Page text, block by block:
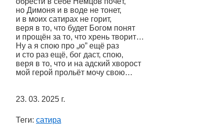
но Димоня и в воде не тонет,
и в моих сатирах не горит,
веря в то, что будет Богом понят
и прощён за то, что хрень творит…
Ну а я спою про „ю” ещё раз
и сто раз ещё, бог даст, спою,
веря в то, что и на адский хворост
мой герой прольёт мочу свою…
23. 03. 2025 г.
Теги: сатира